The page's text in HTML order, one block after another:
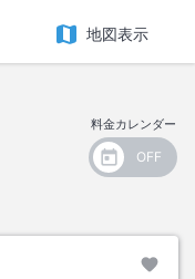
地図表示
料金カレンダー